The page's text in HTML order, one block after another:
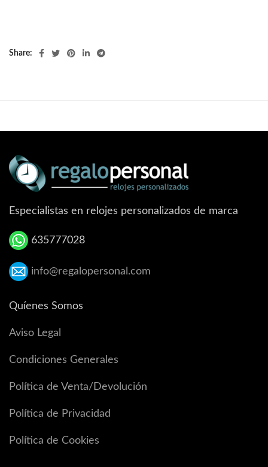
Share
Especialistas en relojes personalizados de marca
635777028
info@regalopersonal.com
Quíenes Somos
Aviso Legal
Condiciones Generales
Política de Venta/Devolución
Política de Privacidad
Política de Cookies